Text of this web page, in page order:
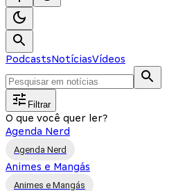
PodcastsNotíciasVídeos
Filtrar
O que você quer ler?
Agenda Nerd
Agenda Nerd
Animes e Mangás
Animes e Mangás